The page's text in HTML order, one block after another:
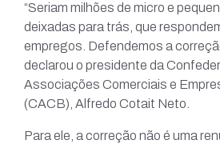
“Seriam milhões de micro e
deixadas para trás, que
empregos. Defendemos a
declarou o presidente da
Associações Comerciais e
(CACB), Alfredo Cotait Neto.
Para ele, a correção não é uma